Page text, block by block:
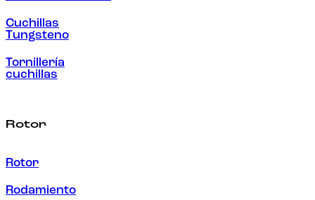
Cuchillas
Tungsteno
Tornillería
cuchillas
Rotor
Rotor
Rodamiento